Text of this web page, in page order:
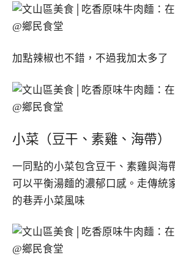
加點辣椒也不錯，不過我加太多了
小菜（豆干、素雞、海帶）
一同點的小菜包含豆干、素雞與海
可以平衡湯麵的濃郁口感。走傳統
的巷弄小菜風味